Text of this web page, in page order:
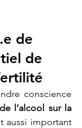
de
de
conscience
l’alcool sur la
aussi important